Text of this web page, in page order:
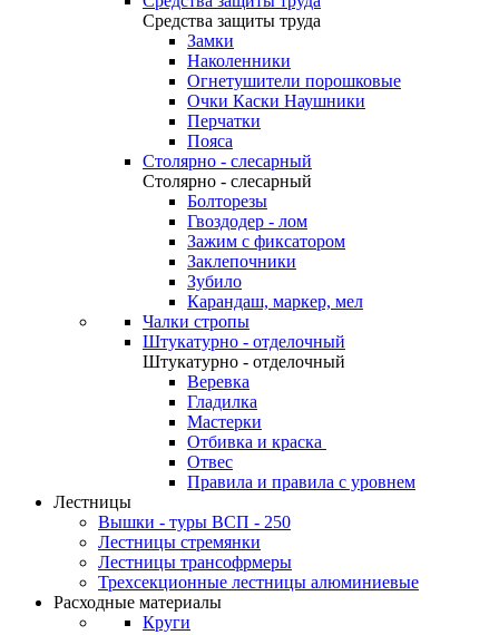
Средства защиты труда
Замки
Наколенники
Огнетушители порошковые
Очки Каски Наушники
Перчатки
Пояса
Столярно - слесарный
Столярно - слесарный
Болторезы
Гвоздодер - лом
Зажим с фиксатором
Заклепочники
Зубило
Карандаш, маркер, мел
Чалки стропы
Штукатурно - отделочный
Штукатурно - отделочный
Веревка
Гладилка
Мастерки
Отбивка и краска
Отвес
Правила и правила с уровнем
Лестницы
Вышки - туры ВСП - 250
Лестницы стремянки
Лестницы трансофрмеры
Трехсекционные лестницы алюминиевые
Расходные материалы
Круги